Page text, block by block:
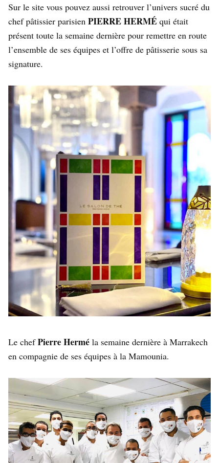
Sur le site vous pouvez aussi retrouver l’univers sucré du
chef pâtissier parisien PIERRE HERMÉ qui était
présent toute la semaine dernière pour remettre en route
l’ensemble de ses équipes et l’offre de pâtisserie sous sa
signature.
Le chefPierre Hermé la semaine dernière à Marrakech
en compagnie de ses équipes à la Mamounia.